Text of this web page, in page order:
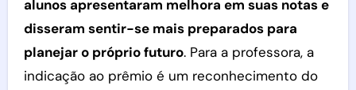
alunos apresentaram melhora em suas notas e
disseram sentir-se mais preparados para
planejar o próprio futuro. Para a professora, a
indicação ao prêmio é um reconhecimento do